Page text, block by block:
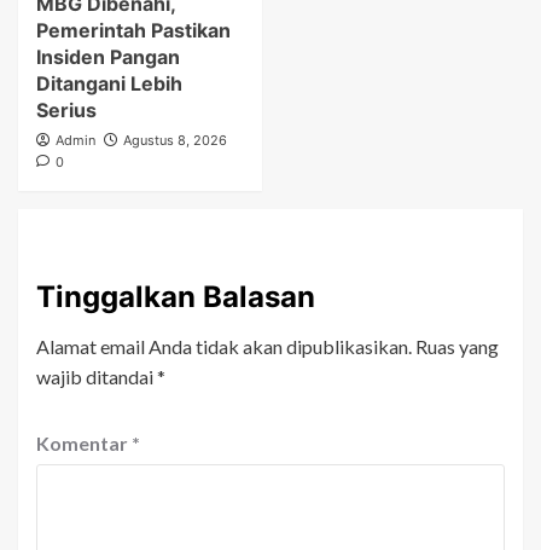
Pemerintah Pastikan
Insiden Pangan
Ditangani Lebih
Serius
Admin
Agustus 8, 2026
0
Tinggalkan Balasan
Alamat email Anda tidak akan dipublikasikan. Ruas yang
wajib ditandai*
Komentar *